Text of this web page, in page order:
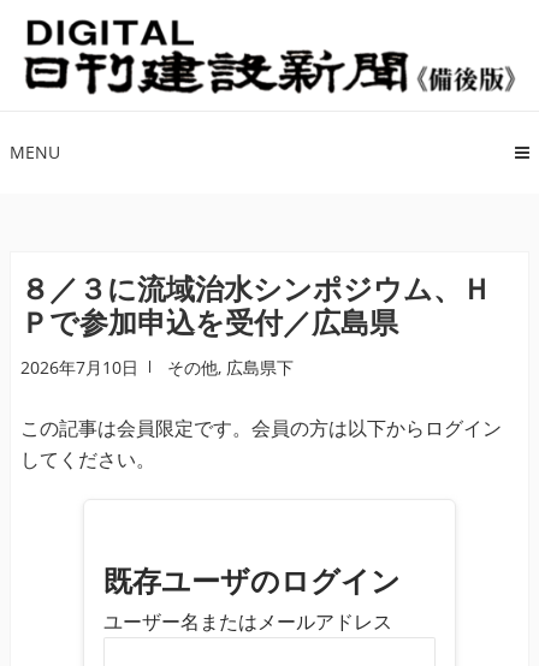
ナ
ビ
ゲ
シ
プ
コ
ン
テ
ツ
MENU
８／３に流域治水シンポジウム、Ｈ
Ｐで参加申込を受付／広島県
2026年7月10日 その他, 広島県下
この記事は会員限定です。会員の方は以下からログイン
してください。
既存ユーザのログイン
ユーザー名またはメールアドレス